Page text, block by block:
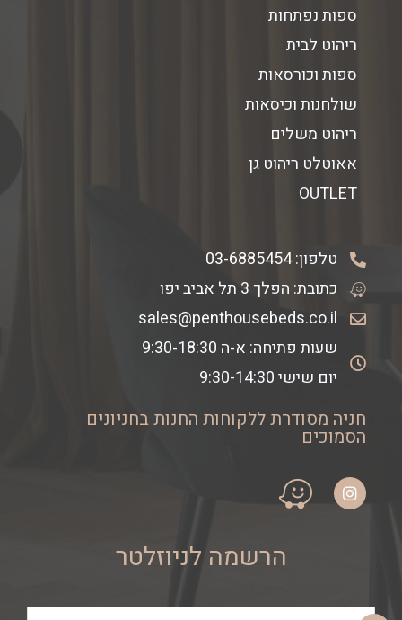
ספות נפתחות
ריהוט לבית
ספות וכורסאות
שולחנות וכיסאות
ריהוט משלים
אאוטלט ריהוט גן
OUTLET
טלפון:03-6885454
כתובת: הפלך 3 תל אביב יפו
sales@penthousebeds.co.il
שעות פתיחה: א-ה 9:30-18:30
יום שישי 9:30-14:30
חניה מסודרת ללקוחות החנות בחניונים
הסמוכים
הרשמה לניוזלטר